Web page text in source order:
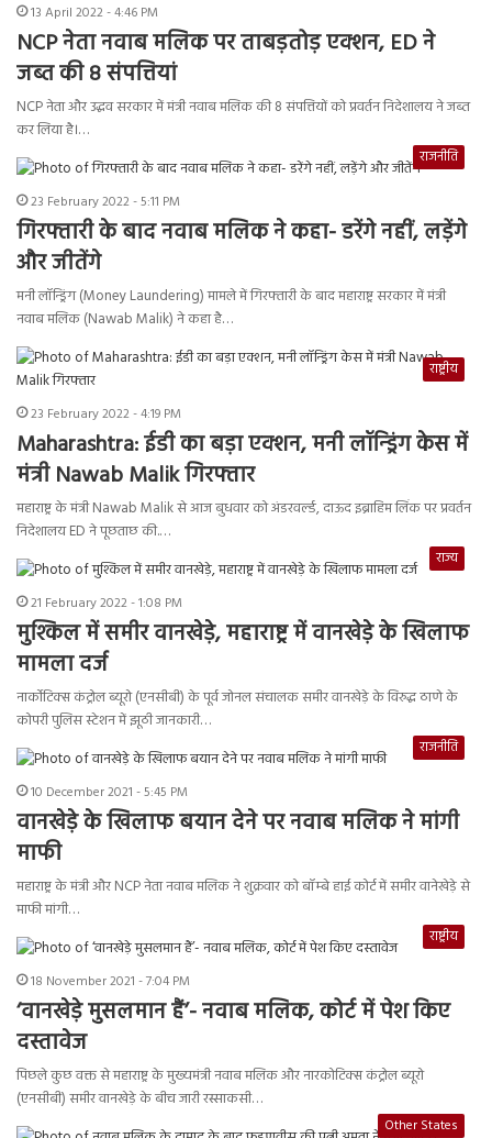
13 April 2022 - 4:46 PM
NCP नेता नवाब मलिक पर ताबड़तोड़ एक्शन, ED ने
जब्त की 8 संपत्तियां
NCP नेता और उद्धव सरकार में मंत्री नवाब मलिक की 8 संपत्तियों को प्रवर्तन निदेशालय ने जब्त
कर लिया है।…
राजनीति
23 February 2022 - 5:11 PM
गिरफ्तारी के बाद नवाब मलिक ने कहा- डरेंगे नहीं, लड़ेंगे
और जीतेंगे
मनी लॉन्ड्रिंग (Money Laundering) मामले में गिरफ्तारी के बाद महाराष्ट्र सरकार में मंत्री
नवाब मलिक (Nawab Malik) ने कहा है…
राष्ट्रीय
23 February 2022 - 4:19 PM
Maharashtra: ईडी का बड़ा एक्शन, मनी लॉन्ड्रिंग केस में
मंत्री Nawab Malik गिरफ्तार
महाराष्ट्र के मंत्री Nawab Malik से आज बुधवार को अंडरवर्ल्ड, दाऊद इब्राहिम लिंक पर प्रवर्तन
निदेशालय ED ने पूछताछ की.…
राज्य
21 February 2022 - 1:08 PM
मुश्किल में समीर वानखेड़े, महाराष्ट्र में वानखेड़े के खिलाफ
मामला दर्ज
नार्कोटिक्स कंट्रोल ब्यूरो (एनसीबी) के पूर्व जोनल संचालक समीर वानखेड़े के विरुद्ध ठाणे के
कोपरी पुलिस स्टेशन में झूठी जानकारी…
राजनीति
10 December 2021 - 5:45 PM
वानखेड़े के खिलाफ बयान देने पर नवाब मलिक ने मांगी
माफी
महाराष्ट्र के मंत्री और NCP नेता नवाब मलिक ने शुक्रवार को बॉम्बे हाई कोर्ट में समीर वानेखेड़े से
माफी मांगी…
राष्ट्रीय
18 November 2021 - 7:04 PM
‘वानखेड़े मुसलमान हैं’- नवाब मलिक, कोर्ट में पेश किए
दस्तावेज
पिछले कुछ वक्त से महाराष्ट्र के मुख्यमंत्री नवाब मलिक और नारकोटिक्स कंट्रोल ब्यूरो
(एनसीबी) समीर वानखेड़े के बीच जारी रस्साकसी…
Other States